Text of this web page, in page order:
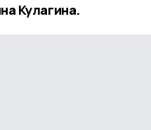
Кулагина.